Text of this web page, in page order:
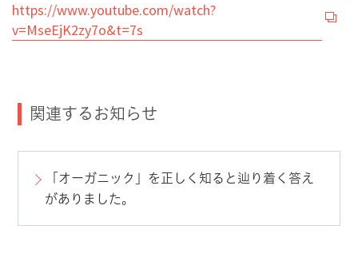
https://www.youtube.com/watch?
v=MseEjK2zy7o&t=7s
関連するお知らせ
「オーガニック」を正しく知ると辿り着く答え
がありました。